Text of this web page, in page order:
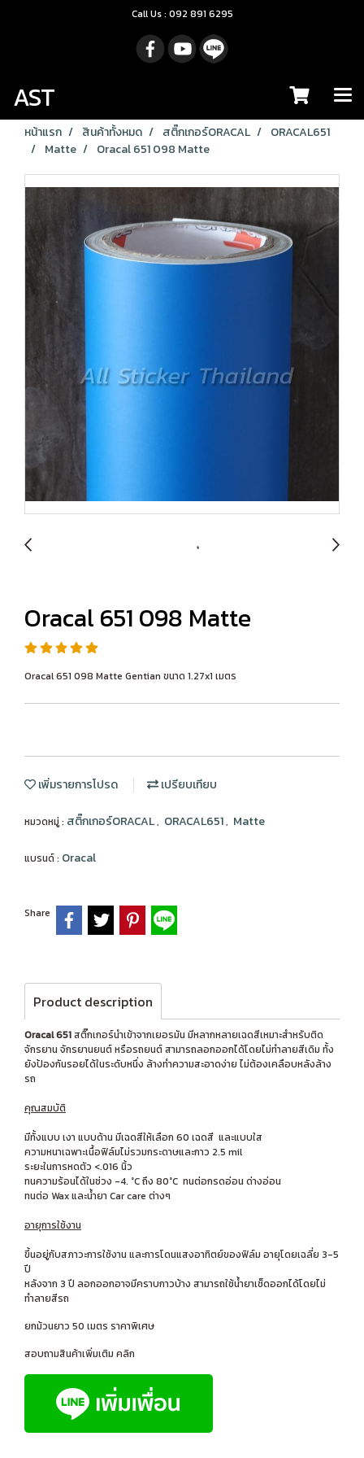
Call Us : 092 891 6295
AST
หน้าแรก สินค้าทั้งหมด สติ๊กเกอร์ORACAL
ORACAL651
Matte
Oracal 651 098 Matte
Oracal 651 098 Matte
Oracal 651 098 Matte Gentian ขนาด 1.27x1 เมตร
เพิ่มรายการโปรด เปรียบเทียบ
หมวดหมู่ : สติ๊กเกอร์ORACAL, ORACAL651, Matte
แบรนด์ : Oracal
Share
Product description
Oracal 651สติ๊กเกอร์นำเข้าจากเยอรมัน มีหลากหลายเฉดสีเหมาะสำหรับติด
จักรยาน จักรยานยนต์ หรือรถยนต์ สามารถลอกออกได้โดยไม่ทำลายสีเดิม ทั้ง
ยังป้องกันรอยได้ในระดับหนึ่ง ล้างทำความสะอาดง่าย ไม่ต้องเคลือบหลังล้าง
รถ
คุณสมบัติ
มีทั้งแบบ เงา แบบด้าน มีเฉดสีให้เลือก 60 เฉดสี และแบบใส
ความหนาเฉพาะเนื้อฟิล์มไม่รวมกระดาษและกาว 2.5 mil
ระยะในการหดตัว <.016 นิ้ว
ทนความร้อนได้ในช่วง -4. °C ถึง 80°C ทนต่อกรดอ่อน ด่างอ่อน
ทนต่อ Wax และน้ำยา Car care ต่างๆ
อายุการใช้งาน
ขึ้นอยู่กับสภาวะการใช้งาน และการโดนแสงอาทิตย์ของฟิล์ม อายุโดยเฉลี่ย 3-5
ปี
หลังจาก 3 ปี ลอกออกอาจมีคราบกาวบ้าง สามารถใช้น้ำยาเช็ดออกได้โดยไม่
ทำลายสีรถ
ยกม้วนยาว 50 เมตร ราคาพิเศษ
สอบถามสินค้าเพิ่มเติม คลิก